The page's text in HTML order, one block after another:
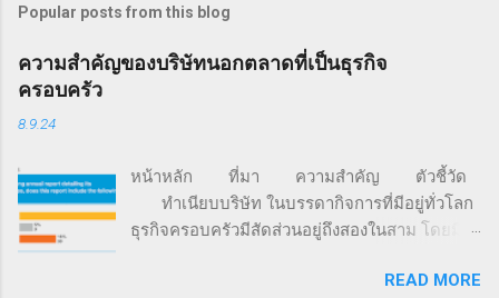
Popular posts from this blog
ความสำคัญของบริษัทนอกตลาดที่เป็นธุรกิจ
ครอบครัว
8.9.24
หน้าหลัก ที่มา ความสำคัญ ตัวชี้วัด
ทำเนียบบริษัท ในบรรดากิจการที่มีอยู่ทั่วโลก
ธุรกิจครอบครัวมีสัดส่วนอยู่ถึงสองในสาม โดยมี
สัดส่วนการจ้างงานอยู่ราว 60% นอกจากนี้ 85%
READ MORE